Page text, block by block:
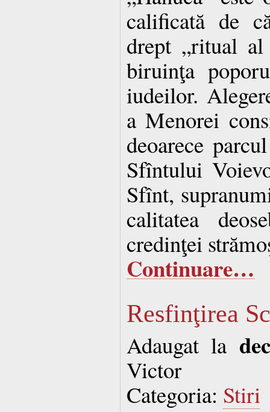
calificată de
drept „ritual
biruinţa
iudeilor.
a Menorei
deoarece
Sfîntului
Sfînt,
calitatea
credinţei
Continuare…
Resfinţirea
Adaugat la
Victor
Categoria: Stiri